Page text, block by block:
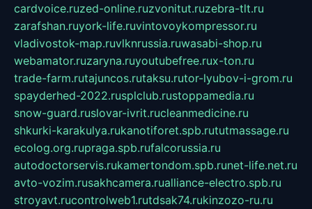
cardvoice.ruzed-online.ruzvonitut.ruzebra-tlt.ru
zarafshan.ruyork-life.ruvintovoykompressor.ru
vladivostok-map.ruvlknrussia.ruwasabi-shop.ru
webamator.ruzaryna.ruyoutubefree.rux-ton.ru
trade-farm.rutajuncos.rutaksu.rutor-lyubov-i-grom.ru
spayderhed-2022.rusplclub.rustoppamedia.ru
snow-guard.ruslovar-ivrit.rucleanmedicine.ru
shkurki-karakulya.rukanotiforet.spb.rututmassage.ru
ecolog.org.rupraga.spb.rufalcorussia.ru
autodoctorservis.rukamertondom.spb.runet-life.net.ru
avto-vozim.rusakhcamera.rualliance-electro.spb.ru
stroyavt.rucontrolweb1.rutdsak74.rukinzozo-ru.ru